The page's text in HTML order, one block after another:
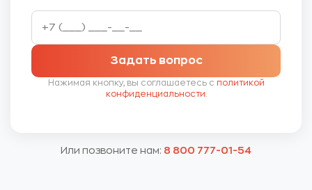
Задать вопрос
Нажимая кнопку, вы соглашаетесь с политикой
конфиденциальности
Или позвоните нам: 8 800 777-01-54